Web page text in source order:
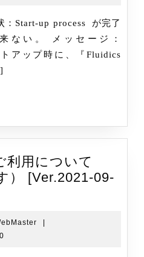
し
ま
し
ブ
ル
発
生
中】
II
ない。 メッセージ：
アップ時に、『Fluidics
利用について
） [Ver.2021-09-
WebMaster